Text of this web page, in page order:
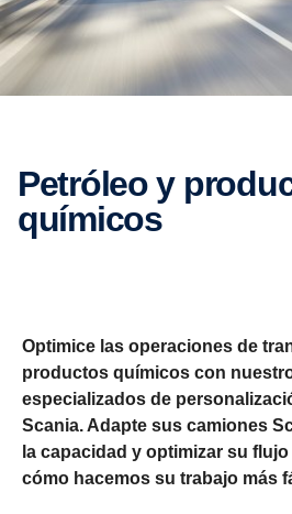
Petróleo y productos
químicos
Optimice las operaciones de
productos químicos con
especializados de
Scania. Adapte sus camiones
la capacidad y optimizar su
cómo hacemos su trabajo más